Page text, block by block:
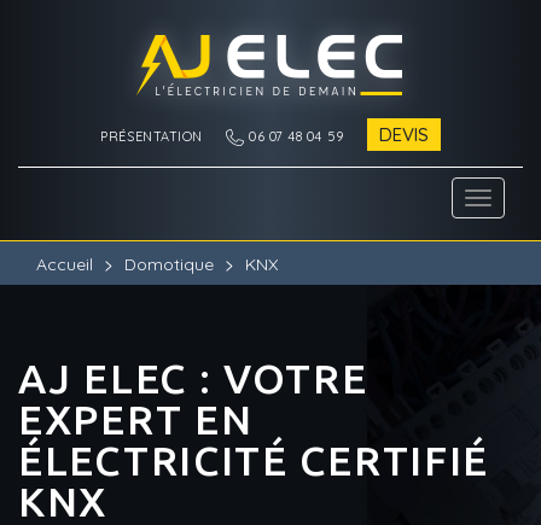
Accueil Domotique KNX
AJ ELEC : VOTRE
EXPERT EN
ÉLECTRICITÉ CERTIFIÉ
KNX
PRÉSENTATION 06 07 48 04 59 DEVIS
Toggle